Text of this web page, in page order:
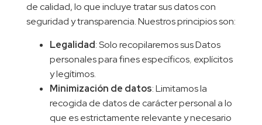
de calidad, lo que incluye tratar sus datos con
seguridad y transparencia. Nuestros principios son:
Legalidad: Solo recopilaremos sus Datos
personales para fines específicos, explícitos
y legítimos.
Minimización de datos: Limitamos la
recogida de datos de carácter personal a lo
que es estrictamente relevante y necesario